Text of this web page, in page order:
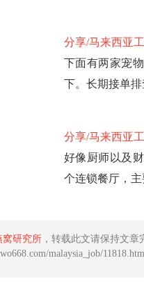
分享/马来西亚
下面有两家宠
下。长期接单
分享/马来西亚
好像厨师以及
个连锁餐厅，
窝研究所 ，转载此文请保持文
malaysia_job/